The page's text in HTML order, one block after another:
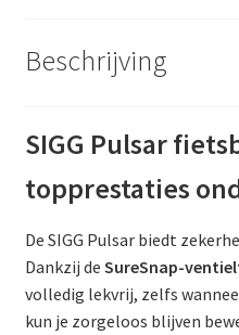
Beschrijving
SIGG Pulsar
topprestaties
De SIGG Pulsar biedt
Dankzij de SureSnap-
volledig lekvrij, zelfs
kun je zorgeloos blijven